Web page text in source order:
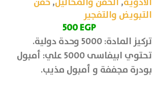
التبويض والتفجير
500EGP
تركيز المادة: 5000 وحدة دولية.
تحتوي ابيفاسى 5000 علي: أمبول
بودرة مجففة و أمبول مذيب.